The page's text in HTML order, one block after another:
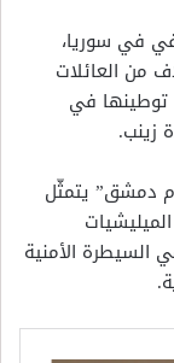
في سوريا،
من العائلات
توطينها في
زينب.
دمشق” يتمثّل
السيطرة الأمنية